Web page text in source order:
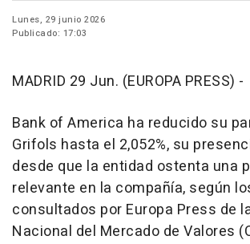
Lunes, 29 junio 2026
Publicado: 17:03
MADRID 29 Jun. (EUROPA PRESS) -
Bank of America ha reducido su
Grifols hasta el 2,052%, su
desde que la entidad ostenta una
relevante en la compañía, según
consultados por Europa Press de
Nacional del Mercado de Valores